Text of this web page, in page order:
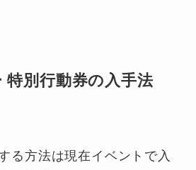
特別行動券の入手法
る方法は現在イベントで入